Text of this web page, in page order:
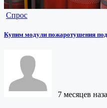
Спрос
Купим модули пожаротушения
7 месяцев